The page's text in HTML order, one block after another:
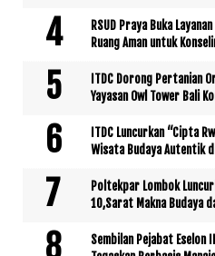
RSUD Praya Buka
Ruang Aman untuk
ITDC Dorong Pertanian
Yayasan Owl Tower Bali
ITDC Luncurkan “Cipta
Wisata Budaya Autentik
Poltekpar Lombok
10,Sarat Makna Budaya
Sembilan Pejabat Eselon